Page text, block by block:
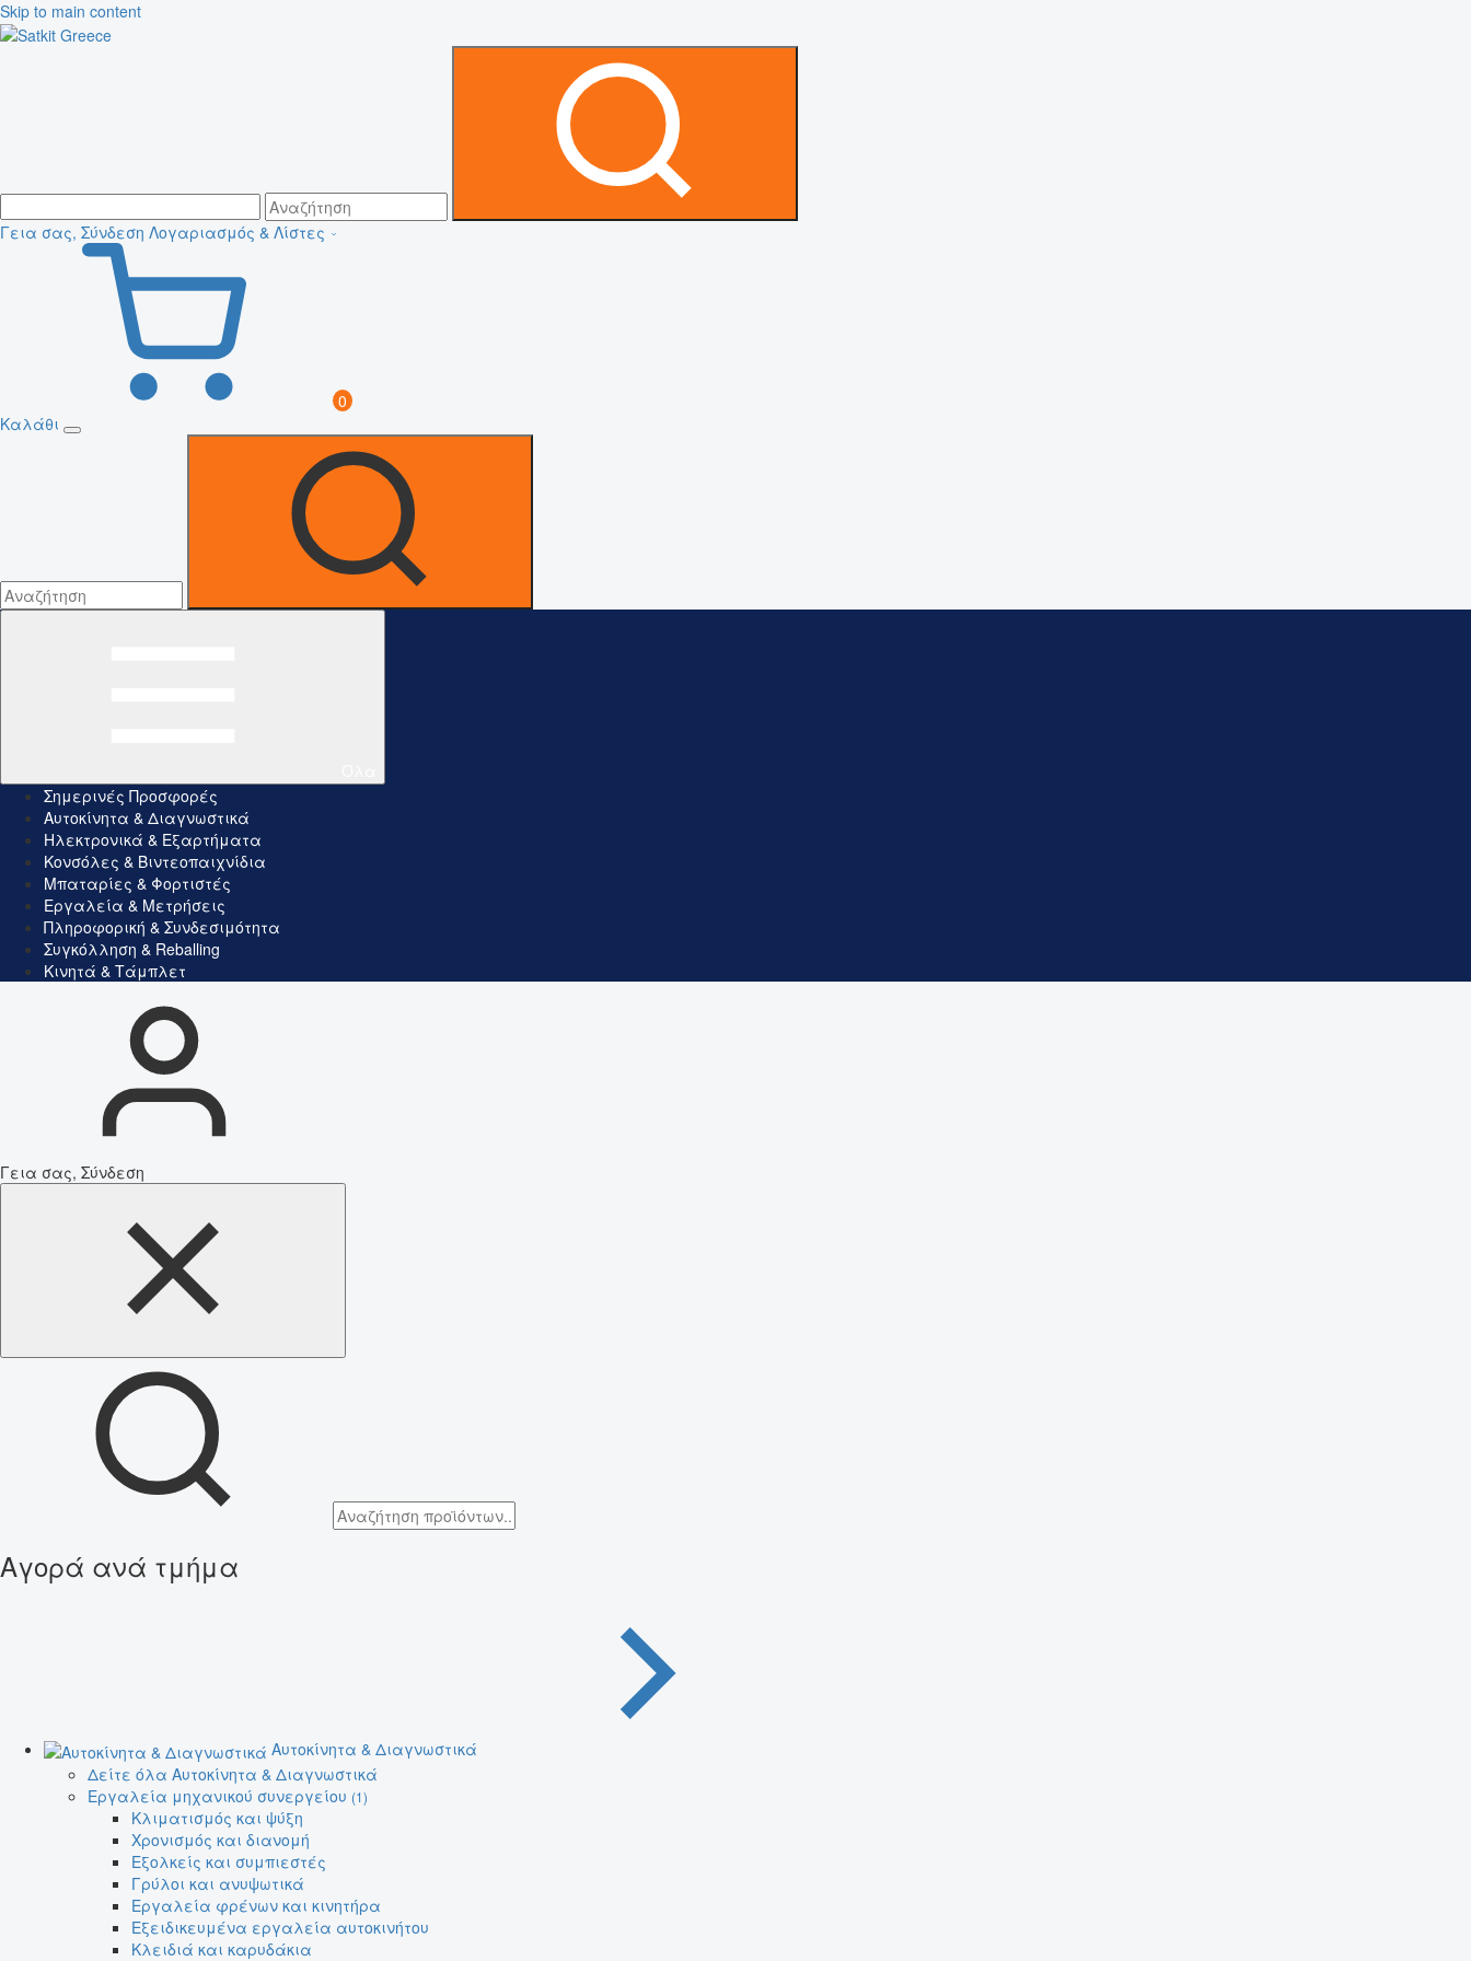
Skip to main content
Γεια σας, Σύνδεση Λογαριασμός & Λίστες
0
Καλάθι
Σημερινές Προσφορές
Αυτοκίνητα & Διαγνωστικά
Ηλεκτρονικά & Εξαρτήματα
Κονσόλες & Βιντεοπαιχνίδια
Μπαταρίες & Φορτιστές
Εργαλεία & Μετρήσεις
Πληροφορική & Συνδεσιμότητα
Συγκόλληση & Reballing
Κινητά & Τάμπλετ
Γεια σας, Σύνδεση
Αγορά ανά τμήμα
Αυτοκίνητα & Διαγνωστικά
Δείτε όλα Αυτοκίνητα & Διαγνωστικά
Εργαλεία μηχανικού συνεργείου (1)
Κλιματισμός και ψύξη
Χρονισμός και διανομή
Εξολκείς και συμπιεστές
Γρύλοι και ανυψωτικά
Εργαλεία φρένων και κινητήρα
Εξειδικευμένα εργαλεία αυτοκινήτου
Κλειδιά και καρυδάκια